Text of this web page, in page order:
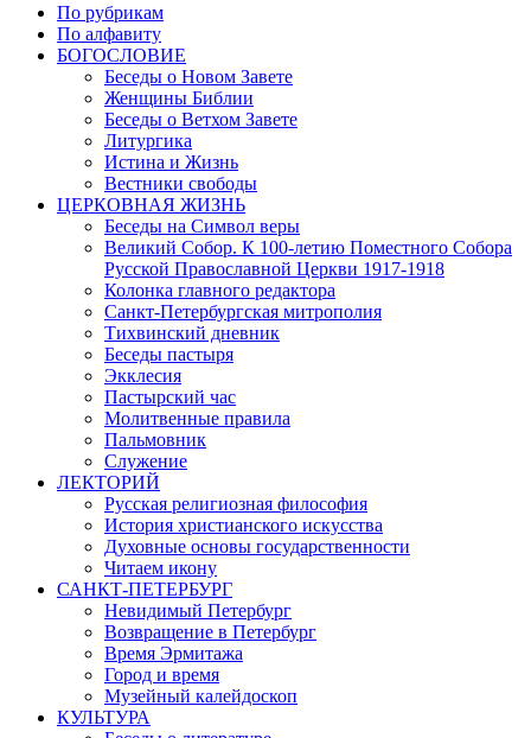
По рубрикам
По алфавиту
БОГОСЛОВИЕ
Беседы о Новом Завете
Женщины Библии
Беседы о Ветхом Завете
Литургика
Истина и Жизнь
Вестники свободы
ЦЕРКОВНАЯ ЖИЗНЬ
Беседы на Символ веры
Великий Собор. К 100-летию Поместного Собора
Русской Православной Церкви 1917-1918
Колонка главного редактора
Санкт-Петербургская митрополия
Тихвинский дневник
Беседы пастыря
Экклесия
Пастырский час
Молитвенные правила
Пальмовник
Служение
ЛЕКТОРИЙ
Русская религиозная философия
История христианского искусства
Духовные основы государственности
Читаем икону
САНКТ-ПЕТЕРБУРГ
Невидимый Петербург
Возвращение в Петербург
Время Эрмитажа
Город и время
Музейный калейдоскоп
КУЛЬТУРА